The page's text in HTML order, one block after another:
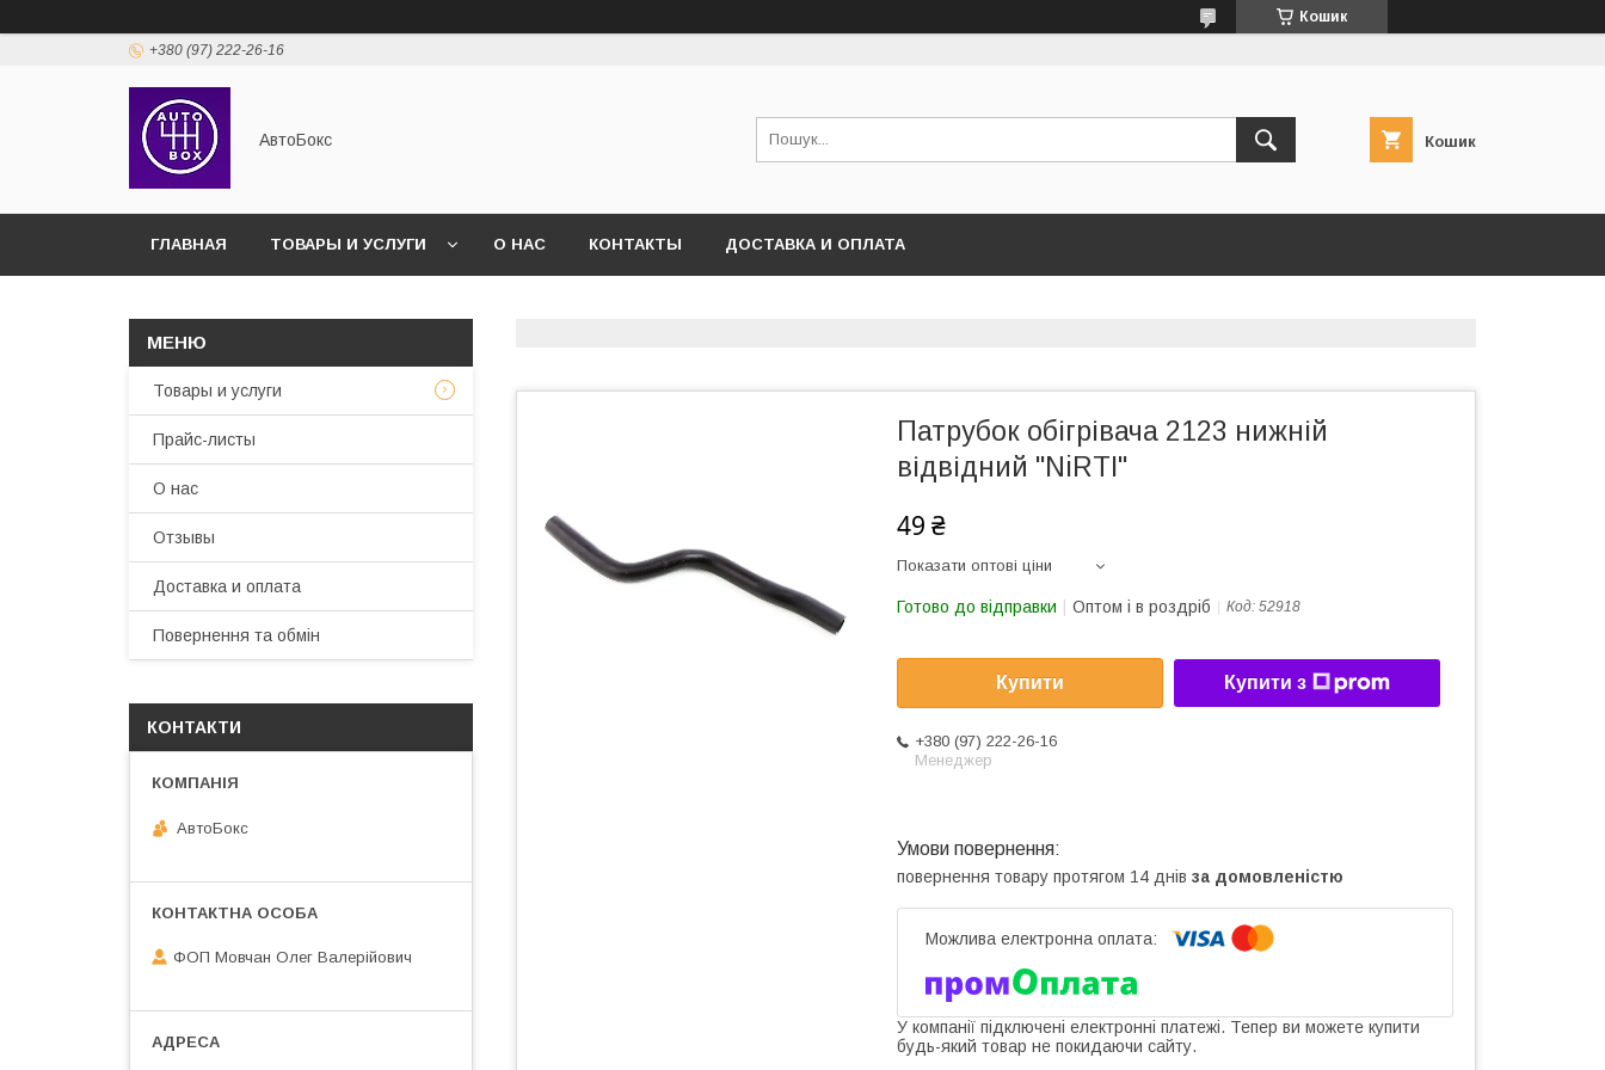
Кошик
+380 (97) 222-26-16
АвтоБокс Кошик
ГЛАВНАЯ ТОВАРЫ И УСЛУГИ О НАС КОНТАКТЫ ДОСТАВКА И ОПЛАТА
Патрубок обігрівача 2123 нижній
відвідний "NiRTI"
49 ₴
Показати оптові ціни
Готово до відправки Оптом і в роздріб Код: 52918
Купити Купити з
+380 (97) 222-26-16
Менеджер
повернення товару протягом 14 днів за домовленістю
У компанії підключені електронні платежі. Тепер ви можете купити
будь-який товар не покидаючи сайту.
Товары и услуги
Прайс-листы
О нас
Отзывы
Доставка и оплата
Повернення та обмін
КОНТАКТИ
АвтоБокс
ФОП Мовчан Олег Валерійович